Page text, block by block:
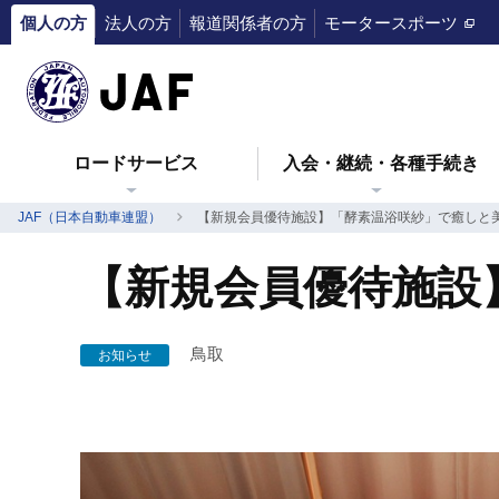
個人の方 法人の方 報道関係者の方 モータースポーツ
ロードサービス 入会・継続・各種手続き
JAF（日本自動車連盟） 【新規会員優待施設】「酵素温浴咲紗」で癒しと
【新規会員優待施
お知らせ 鳥取